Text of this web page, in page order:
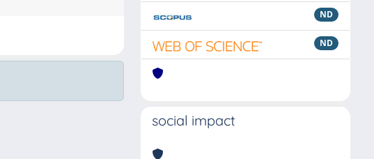
ND
ND
social impact